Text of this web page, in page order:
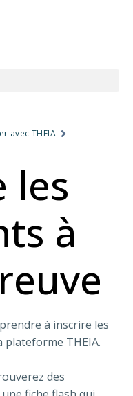
avec THEIA
les
à
à inscrire les
THEIA.
des